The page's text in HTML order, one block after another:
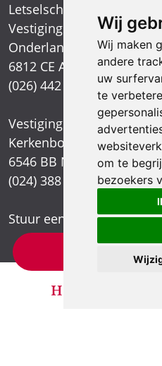
Wij
Wij maken
andere
uw
te
om te
bezoekers
Letselschadespecialist
Vestiging Arnhem
Onderlangs 1
6812 CE Arnhem
(026) 442 39 13
Vestiging Nijmegen
Kerkenbos 1021
6546 BB Nijmegen
(024) 388 66 80
Stuur een e-mail